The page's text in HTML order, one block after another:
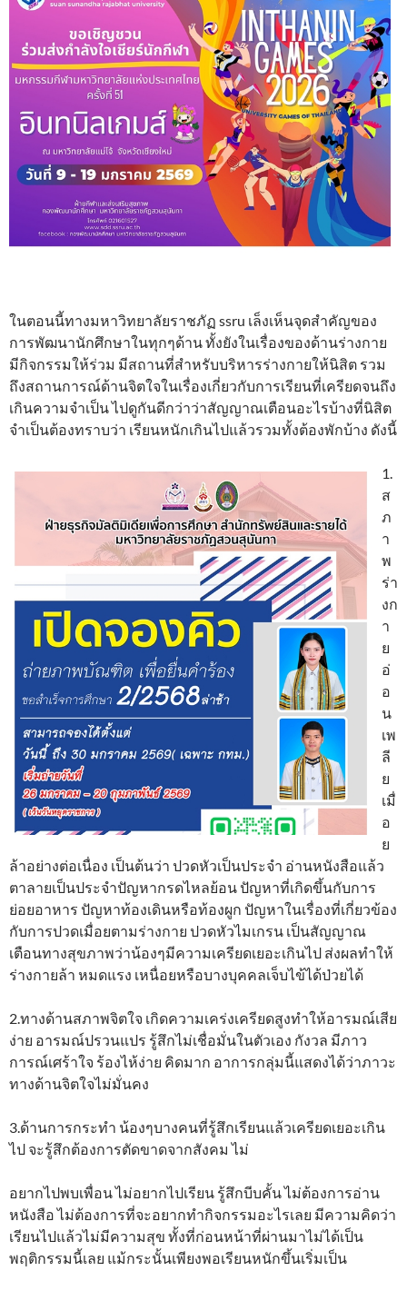
ในตอนนี้ทางมหาวิทยาลัยราชภัฏ ssru เล็งเห็นจุดสำคัญของ
การพัฒนานักศึกษาในทุกๆด้าน ทั้งยังในเรื่องของด้านร่างกาย
มีกิจกรรมให้ร่วม มีสถานที่สำหรับบริหารร่างกายให้นิสิต รวม
ถึงสถานการณ์ด้านจิตใจในเรื่องเกี่ยวกับการเรียนที่เครียดจนถึง
เกินความจำเป็น ไปดูกันดีกว่าว่าสัญญาณเตือนอะไรบ้างที่นิสิต
จำเป็นต้องทราบว่า เรียนหนักเกินไปแล้วรวมทั้งต้องพักบ้าง ดังนี้
1.
ส
ภ
า
พ
ร่า
งก
า
ย
อ่
อ
น
เพ
ลี
ย
เมื่
อ
ย
ล้าอย่างต่อเนื่อง เป็นต้นว่า ปวดหัวเป็นประจำ อ่านหนังสือแล้ว
ตาลายเป็นประจำปัญหากรดไหลย้อน ปัญหาที่เกิดขึ้นกับการ
ย่อยอาหาร ปัญหาท้องเดินหรือท้องผูก ปัญหาในเรื่องที่เกี่ยวข้อง
กับการปวดเมื่อยตามร่างกาย ปวดหัวไมเกรน เป็นสัญญาณ
เตือนทางสุขภาพว่าน้องๆมีความเครียดเยอะเกินไป ส่งผลทำให้
ร่างกายล้า หมดแรง เหนื่อยหรือบางบุคคลเจ็บไข้ได้ป่วยได้
2.ทางด้านสภาพจิตใจ เกิดความเคร่งเครียดสูงทำให้อารมณ์เสีย
ง่าย อารมณ์ปรวนแปร รู้สึกไม่เชื่อมั่นในตัวเอง กังวล มีภาว
การณ์เศร้าใจ ร้องไห้ง่าย คิดมาก อาการกลุ่มนี้แสดงได้ว่าภาวะ
ทางด้านจิตใจไม่มั่นคง
3.ด้านการกระทำ น้องๆบางคนที่รู้สึกเรียนแล้วเครียดเยอะเกิน
ไป จะรู้สึกต้องการตัดขาดจากสังคม ไม่
อยากไปพบเพื่อน ไม่อยากไปเรียน รู้สึกบีบคั้น ไม่ต้องการอ่าน
หนังสือ ไม่ต้องการที่จะอยากทำกิจกรรมอะไรเลย มีความคิดว่า
เรียนไปแล้วไม่มีความสุข ทั้งที่ก่อนหน้าที่ผ่านมาไม่ได้เป็น
พฤติกรรมนี้เลย แม้กระนั้นเพียงพอเรียนหนักขึ้นเริ่มเป็น